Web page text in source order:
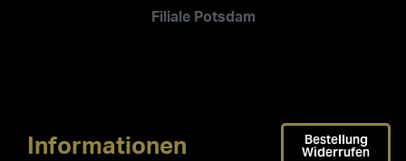
Filiale Potsdam
Informationen Bestellung
Widerrufen